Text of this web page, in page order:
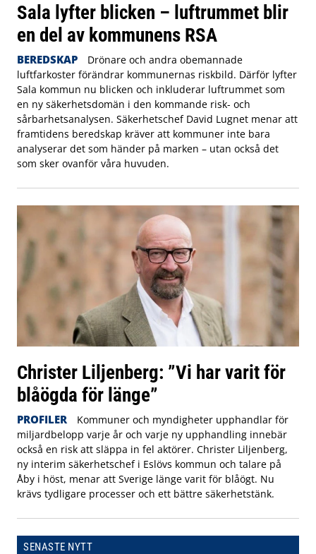
Sala lyfter blicken – luftrummet blir
en del av kommunens RSA
BEREDSKAP
Drönare och andra obemannade
luftfarkoster förändrar kommunernas riskbild. Därför lyfter
Sala kommun nu blicken och inkluderar luftrummet som
en ny säkerhetsdomän i den kommande risk- och
sårbarhetsanalysen. Säkerhetschef David Lugnet menar att
framtidens beredskap kräver att kommuner inte bara
analyserar det som händer på marken – utan också det
som sker ovanför våra huvuden.
Christer Liljenberg: ”Vi har varit för
blåögda för länge”
PROFILER
Kommuner och myndigheter upphandlar för
miljardbelopp varje år och varje ny upphandling innebär
också en risk att släppa in fel aktörer. Christer Liljenberg,
ny interim säkerhetschef i Eslövs kommun och talare på
Åby i höst, menar att Sverige länge varit för blåögt. Nu
krävs tydligare processer och ett bättre säkerhetstänk.
SENASTE NYTT